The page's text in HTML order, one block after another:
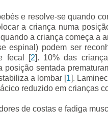
e resolve-se quando
a criança numa
a criança começa a
espinal) podem ser
fecal [2]. 10% das
sentada
a lombar [1].
reduzido em crianças
de costas e fadiga